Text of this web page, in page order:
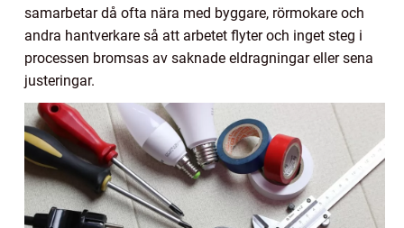
samarbetar då ofta nära med byggare, rörmokare och
andra hantverkare så att arbetet flyter och inget steg i
processen bromsas av saknade eldragningar eller sena
justeringar.